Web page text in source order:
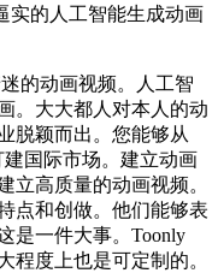
实的人工智能生成动画
的动画视频。人工智
。大大都人对本人的动
脱颖而出。您能够从
建国际市场。建立动画
立高质量的动画视频。
点和创做。他们能够表
是一件大事。Toonly
程度上也是可定制的。